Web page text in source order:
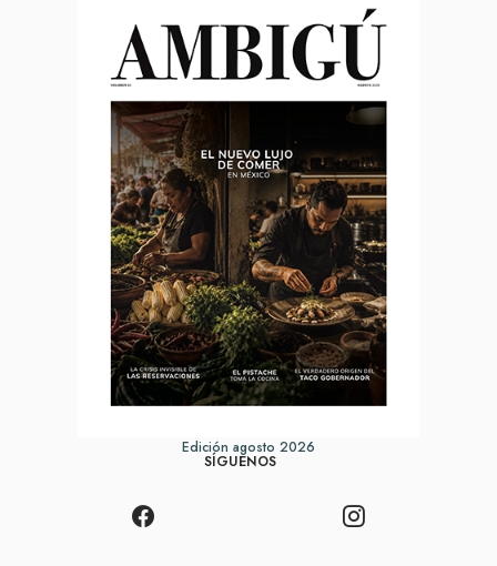
Edición agosto 2026
SÍGUENOS